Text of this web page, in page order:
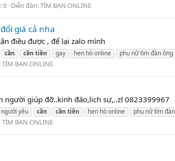
0 Diễn đàn:TÌM BẠN ONLINE
giá cả nha
điều được , để lại zalo mình
cần cần tiền gay hẹn hò online phụ nữ tìm đàn ông
TÌM BẠN ONLINE
người giúp đỡ..kinh đáo,lich sự,..zl 0823399967
yêu cần cần tiền hẹn hò online phụ nữ tìm
TÌM BẠN ONLINE